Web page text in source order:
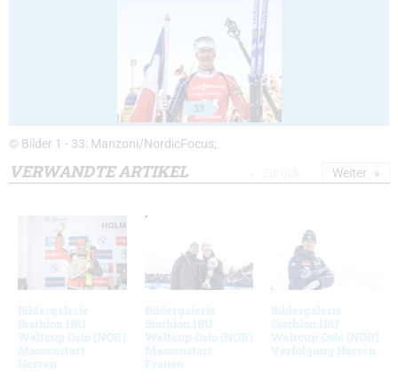
33
© Bilder 1 - 33: Manzoni/NordicFocus;
VERWANDTE ARTIKEL
Bildergalerie
Biathlon IBU
Weltcup Oslo (NOR)
Massenstart
Herren
Bildergalerie
Biathlon IBU
Weltcup Oslo (NOR)
Massenstart
Frauen
Bildergalerie
Biathlon IBU
Weltcup Oslo (NOR)
Verfolgung Herren
Weiter